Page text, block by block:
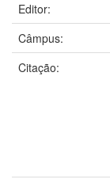
Editor:
Câmpus:
Citação: